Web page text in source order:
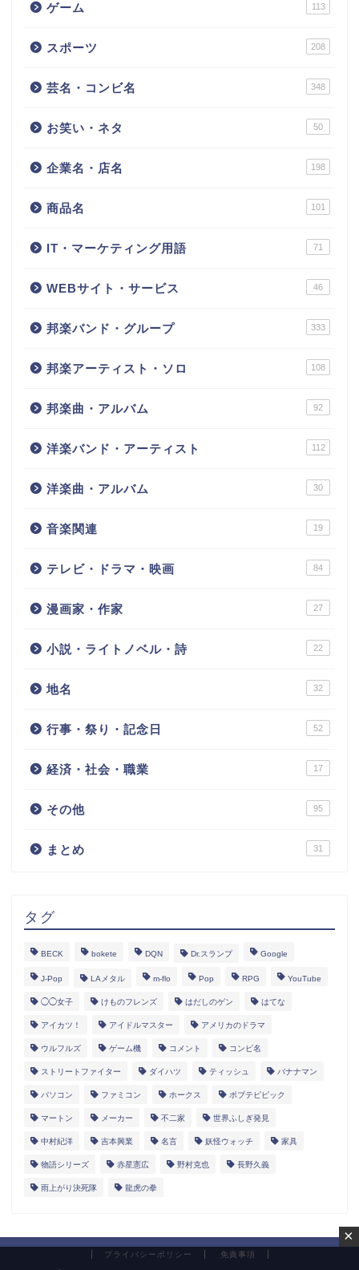
ゲーム 113
スポーツ 208
芸名・コンビ名 348
お笑い・ネタ 50
企業名・店名 198
商品名 101
IT・マーケティング用語 71
WEBサイト・サービス 46
邦楽バンド・グループ 333
邦楽アーティスト・ソロ 108
邦楽曲・アルバム 92
洋楽バンド・アーティスト 112
洋楽曲・アルバム 30
音楽関連 19
テレビ・ドラマ・映画 84
漫画家・作家 27
小説・ライトノベル・詩 22
地名 32
行事・祭り・記念日 52
経済・社会・職業 17
その他 95
まとめ 31
タグ
BECK bokete DQN Dr.スランプ Google
J-Pop LAメタル m-flo Pop RPG YouTube
◯◯女子 けものフレンズ はだしのゲン はてな
アイカツ！ アイドルマスター アメリカのドラマ
ウルフルズ ゲーム機 コメント コンピ名
ストリートファイター ダイハツ ティッシュ バナナマン
パソコン ファミコン ホークス ポプテピピック
マートン メーカー 不二家 世界ふしぎ発見
中村紀洋 吉本興業 名言 妖怪ウォッチ 家具
物語シリーズ 赤星憲広 野村克也 長野久義
雨上がり決死隊 龍虎の拳
プライバシーポリシー 免責事項
×